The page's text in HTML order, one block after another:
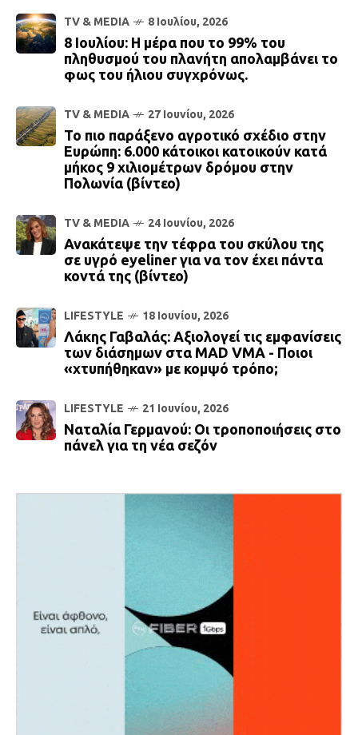
TV & MEDIA 8 Ιουλίου, 2026
8 Ιουλίου: Η μέρα που το 99% του
πληθυσμού του πλανήτη απολαμβάνει το
φως του ήλιου συγχρόνως.
TV & MEDIA 27 Ιουνίου, 2026
Το πιο παράξενο αγροτικό σχέδιο στην
Ευρώπη: 6.000 κάτοικοι κατοικούν κατά
μήκος 9 χιλιομέτρων δρόμου στην
Πολωνία (βίντεο)
TV & MEDIA 24 Ιουνίου, 2026
Ανακάτεψε την τέφρα του σκύλου της
σε υγρό eyeliner για να τον έχει πάντα
κοντά της (βίντεο)
LIFESTYLE 18 Ιουνίου, 2026
Λάκης Γαβαλάς: Αξιολογεί τις εμφανίσεις
των διάσημων στα ΜΑD VMA - Ποιοι
«χτυπήθηκαν» με κομψό τρόπο;
LIFESTYLE 21 Ιουνίου, 2026
Ναταλία Γερμανού: Οι τροποποιήσεις στο
πάνελ για τη νέα σεζόν